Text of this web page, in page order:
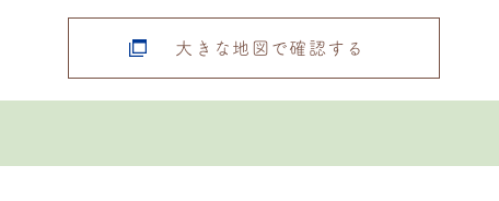
大きな地図で確認する